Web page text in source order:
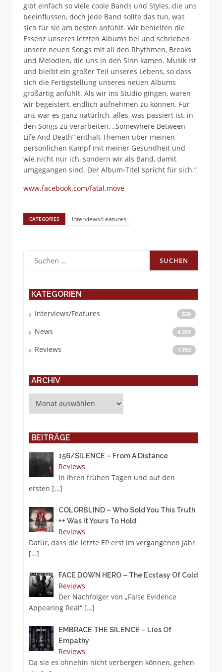
gibt einfach so viele coole Bands und Styles, die uns
beeinflussen, doch jede Band sollte das tun, was
sich für sie am besten anfühlt. Wir behielten die
Essenz unseres letzten Albums bei und schrieben
unsere neuen Songs mit all den Rhythmen, Breaks
und Melodien, die uns in den Sinn kamen. Musik ist
und bleibt ein großer Teil unseres Lebens, so dass
sich die Fertigstellung unseres neuen Albums
großartig anfühlt. Als wir ins Studio gingen, waren
wir begeistert, endlich aufnehmen zu können. Für
uns war es ganz natürlich, alles, was passiert ist, in
den Songs zu verarbeiten. „Somewhere Between
Life And Death“ enthält Themen über meinen
persönlichen Kampf mit meiner Gesundheit und
wie nicht nur ich, sondern wir als Band, damit
umgegangen sind. Der Album-Titel spricht für sich.“
www.facebook.com/fatal.move
CATEGORIES Interviews/Features
Suchen
nach:
KATEGORIEN
Interviews/Features 520
News 4.251
Reviews 1.753
ARCHIV
BEITRÄGE
156/SILENCE – From A Distance
Reviews
In ihren frühen Tagen und auf den
ersten […]
COLORBLIND – Who Sold You This Truth
++ Was It Yours To Hold
Reviews
Dafür, dass die letzte EP erst im vergangenen Jahr
[…]
FACE DOWN HERO – The Ecstasy Of Cold
Reviews
Der Nachfolger von „False Evidence
Appearing Real“ […]
EMBRACE THE SILENCE – Lies Of
Empathy
Reviews
Da sie es ohnehin nicht verbergen können, gehen